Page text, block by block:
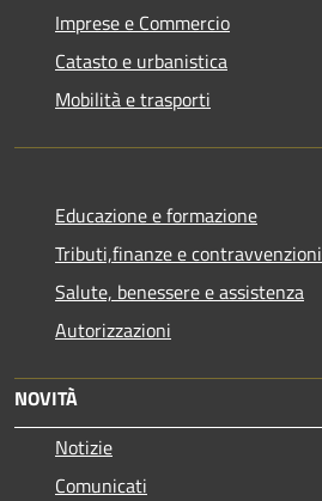
Imprese e Commercio
Catasto e urbanistica
Mobilità e trasporti
Educazione e formazione
Tributi,finanze e contravvenzioni
Salute, benessere e assistenza
Autorizzazioni
NOVITÀ
Notizie
Comunicati